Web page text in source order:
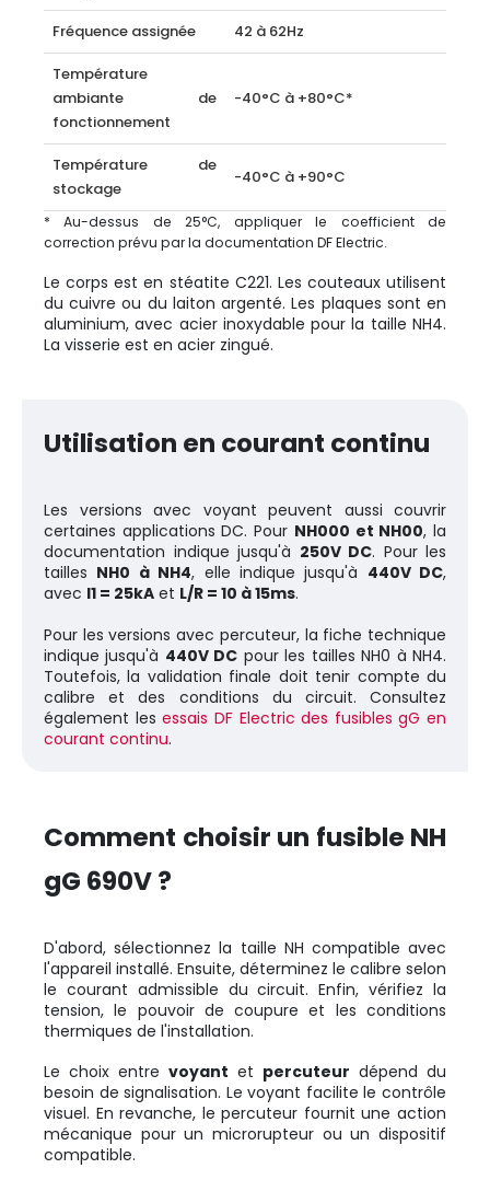
Fréquence assignée 42 à 62Hz
Température
ambiante de
fonctionnement
-40°C à +80°C*
Température de
stockage
-40°C à +90°C
* Au-dessus de 25°C, appliquer le coefficient de
correction prévu par la documentation DF Electric.
Le corps est en stéatite C221. Les couteaux utilisent
du cuivre ou du laiton argenté. Les plaques sont en
aluminium, avec acier inoxydable pour la taille NH4.
La visserie est en acier zingué.
Utilisation en courant continu
Les versions avec voyant peuvent aussi couvrir
certaines applications DC. Pour NH000 et NH00, la
documentation indique jusqu'à 250V DC. Pour les
tailles NH0 à NH4, elle indique jusqu'à 440V DC,
avec I1 = 25kA et L/R = 10 à 15ms.
Pour les versions avec percuteur, la fiche technique
indique jusqu'à 440V DC pour les tailles NH0 à NH4.
Toutefois, la validation finale doit tenir compte du
calibre et des conditions du circuit. Consultez
également lesessais DF Electric des fusibles gG en
courant continu.
Comment choisir un fusible NH
gG 690V ?
D'abord, sélectionnez la taille NH compatible avec
l'appareil installé. Ensuite, déterminez le calibre selon
le courant admissible du circuit. Enfin, vérifiez la
tension, le pouvoir de coupure et les conditions
thermiques de l'installation.
Le choix entre voyant et percuteur dépend du
besoin de signalisation. Le voyant facilite le contrôle
visuel. En revanche, le percuteur fournit une action
mécanique pour un microrupteur ou un dispositif
compatible.